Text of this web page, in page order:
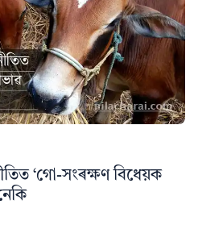
‘গো-সংৰক্ষণ বিধেয়ক